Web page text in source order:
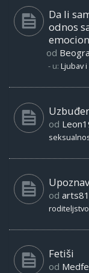
Da li
odnos
od
- u: Ljubav
od
od arts81
roditeljstvo
Fetiši
od